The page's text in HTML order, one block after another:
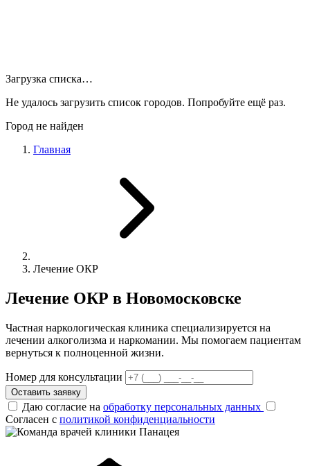
Загрузка списка…
Не удалось загрузить список городов. Попробуйте ещё раз.
Город не найден
Главная
Лечение ОКР
Лечение ОКР в Новомосковске
Частная наркологическая клиника специализируется на
лечении алкоголизма и наркомании. Мы помогаем пациентам
вернуться к полноценной жизни.
Номер для консультации
Оставить заявку
Даю согласие на обработку персональных данных
Согласен с политикой конфиденциальности